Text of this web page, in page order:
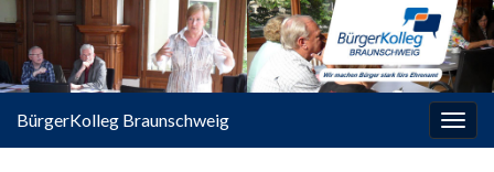
springen
BürgerKolleg Braunschweig